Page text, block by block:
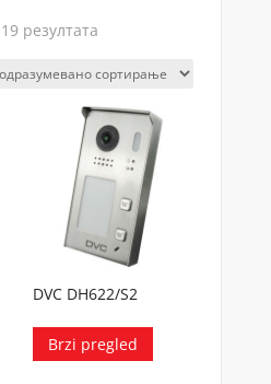
резултата
DVC DH622/S2
Brzi pregled